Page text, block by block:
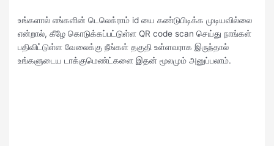
உங்களால் எங்களின் டெலெக்ராம் id யை கண்டுபிடிக்க முடியவில்லை
என்றால், கீழே கொடுக்கப்பட்டுள்ள QR code scan செய்து நாங்கள்
பதிவிட்டுள்ள வேலைக்கு நீங்கள் தகுதி உள்ளவராக இருந்தால்
உங்களுடைய டாக்குமெண்ட்களை இதன் மூலமும் அனுப்பலாம்.